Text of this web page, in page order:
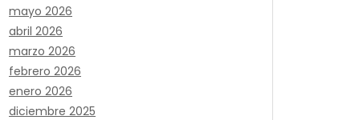
mayo 2026
abril 2026
marzo 2026
febrero 2026
enero 2026
diciembre 2025